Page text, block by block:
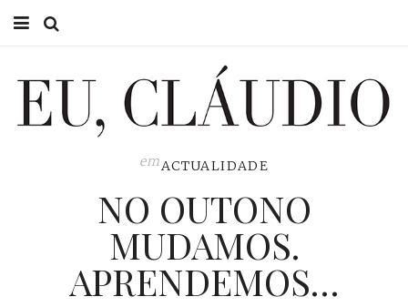
EU CLÁUDIO
ACTUALIDADE
emACTUALIDADE
NO OUTONO
MUDAMOS.
APRENDEMOS…